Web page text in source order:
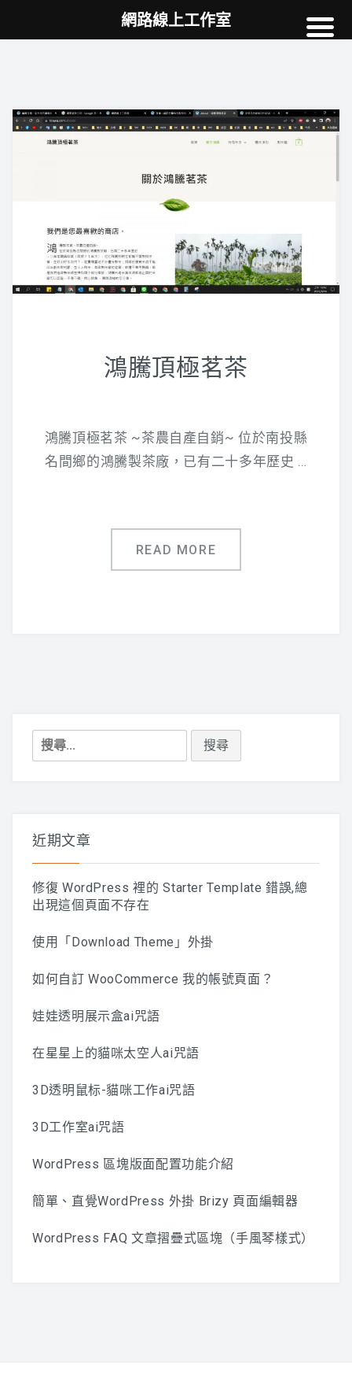
高雄網頁設計
網站SEO
NEWS
教學
鴻騰頂極茗茶
鴻騰頂極茗茶 ~茶農自產自銷~ 位於南投縣
名間鄉的鴻騰製茶廠，已有二十多年歷史 …
READ MORE
搜
尋
近期文章
修復 WordPress 裡的 Starter Template 錯誤,總
出現這個頁面不存在
使用「Download Theme」外掛
如何自訂 WooCommerce 我的帳號頁面？
娃娃透明展示盒ai咒語
在星星上的貓咪太空人ai咒語
3D透明鼠标-貓咪工作ai咒語
3D工作室ai咒語
WordPress 區塊版面配置功能介紹
簡單、直覺WordPress 外掛 Brizy 頁面編輯器
WordPress FAQ 文章摺疊式區塊（手風琴樣式）
網路線上工作室